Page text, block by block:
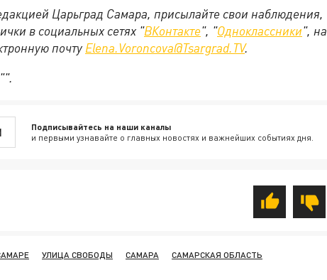
Царьград Самара, присылайте свои наблюдения,
в социальных сетях "ВКонтакте", "Одноклассники", на
почту Elena.Voroncova@Tsargrad.TV.
Подписывайтесь на наши каналы
и первыми узнавайте о главных новостях и важнейших событиях дня.
УЛИЦА СВОБОДЫ САМАРА
САМАРСКАЯ ОБЛАСТЬ